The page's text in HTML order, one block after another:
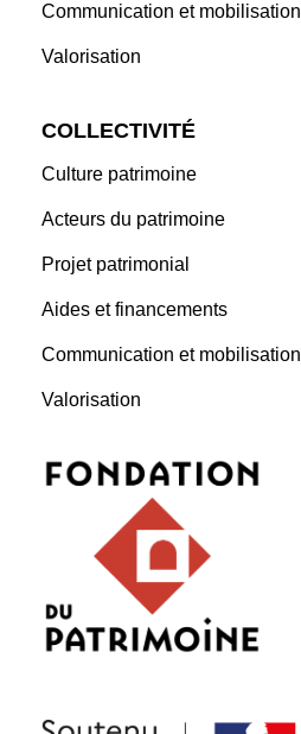
Communication et mobilisation
Valorisation
COLLECTIVITÉ
Culture patrimoine
Acteurs du patrimoine
Projet patrimonial
Aides et financements
Communication et mobilisation
Valorisation